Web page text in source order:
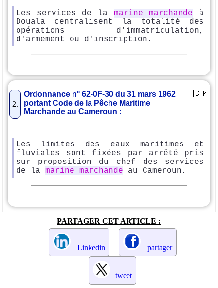
Les services de la marine marchande à
Douala centralisent la totalité des
opérations d'immatriculation,
d'armement ou d'inscription.
2.
Ordonnance n° 62-0F-30 du 31 mars 1962
portant Code de la Pêche Maritime
Marchande au Cameroun :
🇨🇲
Les limites des eaux maritimes et
fluviales sont fixées par arrêté pris
sur proposition du chef des services
de la marine marchande au Cameroun.
PARTAGER CET ARTICLE :
Linkedin partager
tweet